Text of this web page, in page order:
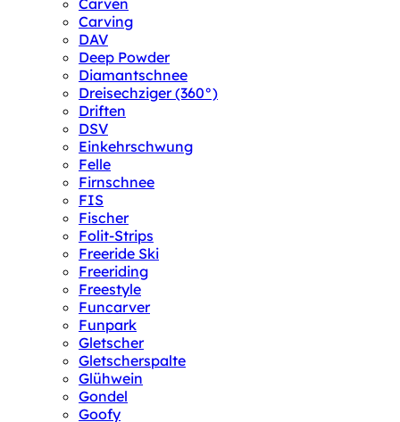
Carven
Carving
DAV
Deep Powder
Diamantschnee
Dreisechziger (360°)
Driften
DSV
Einkehrschwung
Felle
Firnschnee
FIS
Fischer
Folit-Strips
Freeride Ski
Freeriding
Freestyle
Funcarver
Funpark
Gletscher
Gletscherspalte
Glühwein
Gondel
Goofy